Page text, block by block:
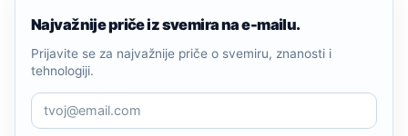
Najvažnije priče iz svemira na e-mailu.
Prijavite se za najvažnije priče o svemiru, znanosti i
tehnologiji.